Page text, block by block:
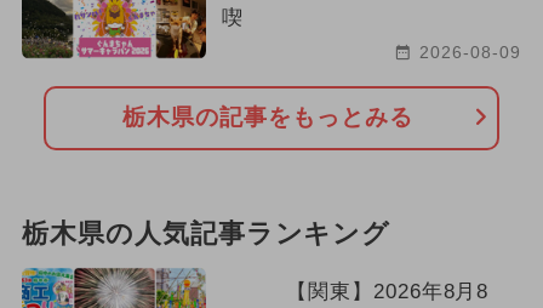
喫
2026-08-09
栃木県の記事をもっとみる
栃木県の人気記事ランキング
【関東】2026年8月8